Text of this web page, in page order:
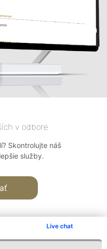
Live chat
v odbore
Skontrolujte náš
služby.